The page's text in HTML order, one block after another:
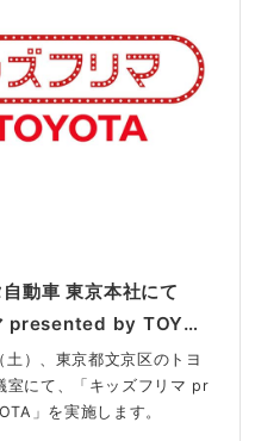
自動車 東京本社にて
presented by TOYOT
！）、東京都文京区のトヨ
室にて、「キッズフリマ pr
」を実施します。